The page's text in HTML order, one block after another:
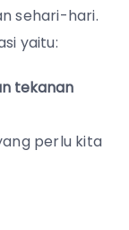
sehari-hari.
yaitu:
tekanan
perlu kita